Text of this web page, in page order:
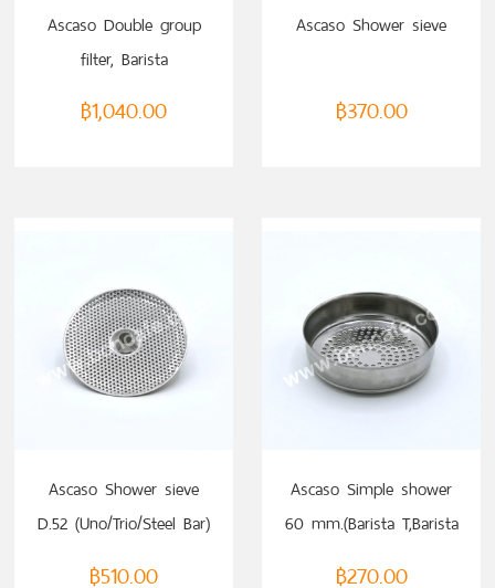
Ascaso Double group
filter, Barista
฿1,040.00
Ascaso Shower sieve
฿370.00
Ascaso Shower sieve
D.52 (Uno/Trio/Steel Bar)
฿510.00
Ascaso Simple shower
60 mm.(Barista T,Barista
฿270.00